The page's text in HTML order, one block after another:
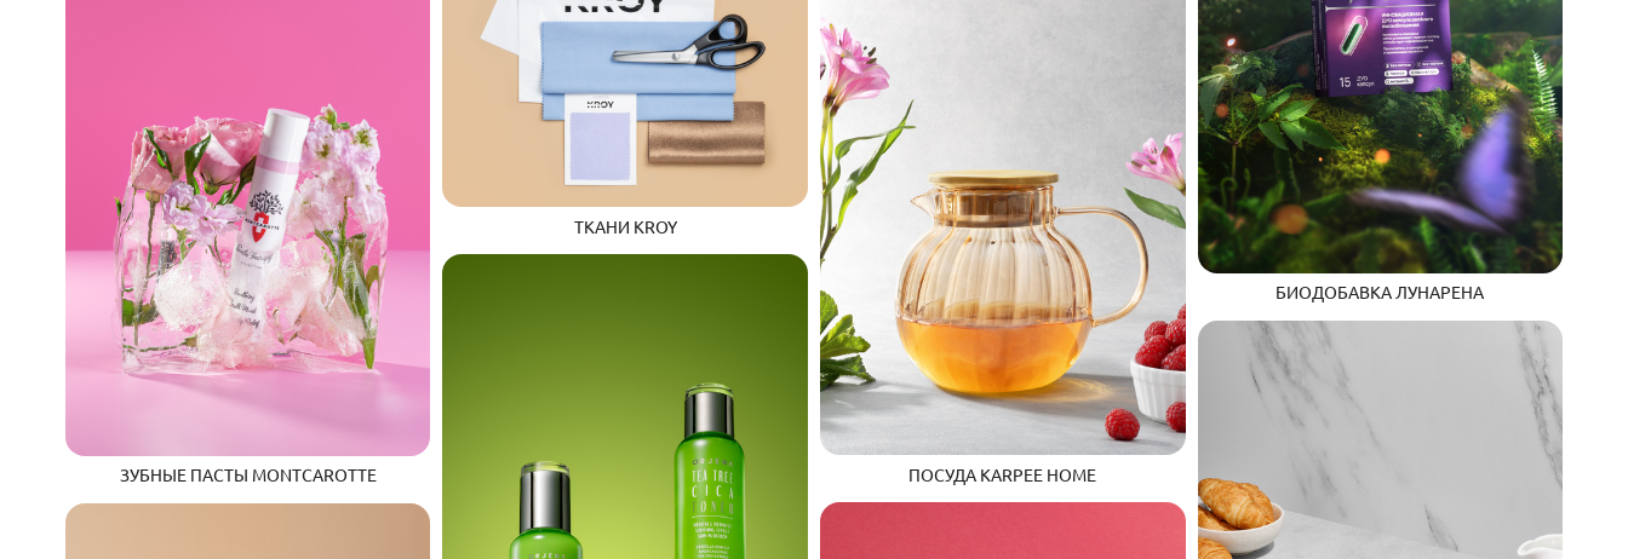
БИОДОБАВКА ЛУНАРЕНА
ЗУБНЫЕ ПАСТЫ MONTCAROTTE ПОСУДА KARPEE HOME
ТКАНИ KROY